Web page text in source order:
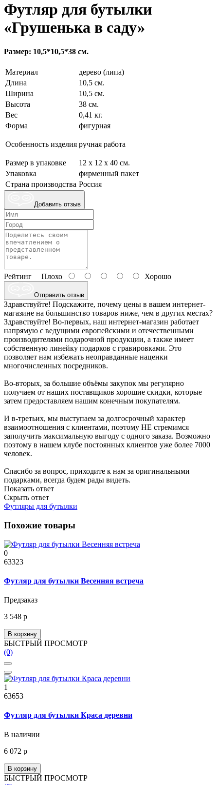
Футляр для бутылки
«Грушенька в саду»
Размер: 10,5*10,5*38 см.
Материал
дерево (липа)
Длина
10,5 см.
Ширина
10,5 см.
Высота
38 см.
Вес
0,41 кг.
Форма
фигурная
Особенность изделия ручная работа
Размер в упаковке
12 х 12 х 40 см.
Упаковка
фирменный пакет
Страна производства Россия
Добавить отзыв
Рейтинг Плохо Хорошо
Отправить отзыв
Здравствуйте! Подскажите, почему цены в вашем интернет-
магазине на большинство товаров ниже, чем в других местах?
Здравствуйте! Во-первых, наш интернет-магазин работает
напрямую с ведущими европейскими и отечественными
производителями подарочной продукции, а также имеет
собственную линейку подарков с гравировками. Это
позволяет нам избежать неоправданные наценки
многочисленных посредников.
Во-вторых, за большие объёмы закупок мы регулярно
получаем от наших поставщиков хорошие скидки, которые
затем предоставляем нашим конечным покупателям.
И в-третьих, мы выступаем за долгосрочный характер
взаимоотношения с клиентами, поэтому НЕ стремимся
заполучить максимальную выгоду с одного заказа. Возможно
поэтому в нашем клубе постоянных клиентов уже более 7000
человек.
Спасибо за вопрос, приходите к нам за оригинальными
подарками, всегда будем рады видеть.
Показать ответ
Скрыть ответ
Футляры для бутылки
Похожие товары
0
63323
Футляр для бутылки Весенняя встреча
Предзаказ
3 548 р
В корзину
БЫСТРЫЙ ПРОСМОТР
(0)
1
63653
Футляр для бутылки Краса деревни
В наличии
6 072 р
В корзину
БЫСТРЫЙ ПРОСМОТР